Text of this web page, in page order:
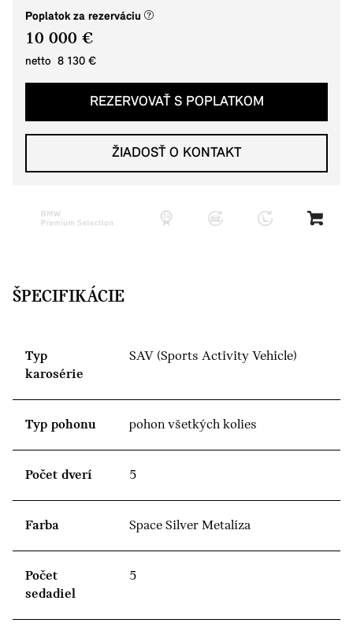
Poplatok za rezerváciu (nové okno)
10 000 €
netto 8 130 €
REZERVOVAŤ S POPLATKOM
ŽIADOSŤ O KONTAKT
ŠPECIFIKÁCIE
Typ
karosérie
SAV (Sports Activity Vehicle)
Typ pohonu pohon všetkých kolies
Počet dverí 5
Farba Space Silver Metalíza
Počet
sedadiel
5